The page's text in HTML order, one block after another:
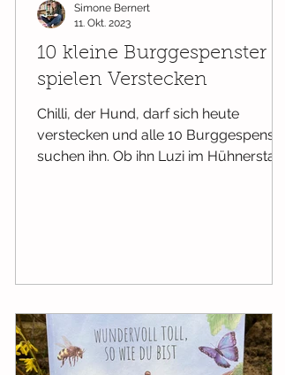
10 kleine Burggespenster
spielen Verstecken
Chilli, der Hund, darf sich heute
verstecken und alle 10 Burggespenster
suchen ihn. Ob ihn Luzi im Hühnerstall
Simone Bernert
11. Okt. 2023